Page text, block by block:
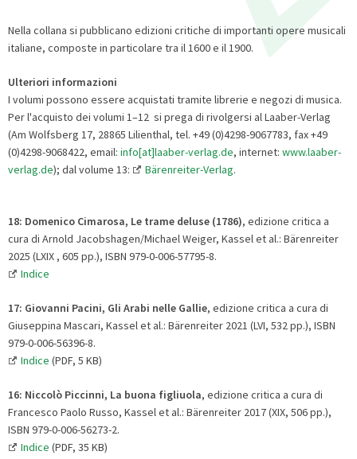
Nella collana si pubblicano edizioni critiche di importanti opere musicali
italiane, composte in particolare tra il 1600 e il 1900.
Ulteriori informazioni
I volumi possono essere acquistati tramite librerie e negozi di musica.
Per l'acquisto dei volumi 1–12 si prega di rivolgersi al Laaber-Verlag
(Am Wolfsberg 17, 28865 Lilienthal, tel. +49 (0)4298-9067783, fax +49
(0)4298-9068422, email: info[at]laaber-verlag.de, internet: www.laaber-
verlag.de); dal volume 13: Bärenreiter-Verlag.
18: Domenico Cimarosa, Le trame deluse (1786), edizione critica a
cura di Arnold Jacobshagen/Michael Weiger, Kassel et al.: Bärenreiter
2025 (LXIX , 605 pp.), ISBN 979-0-006-57795-8.
Indice
17: Giovanni Pacini, Gli Arabi nelle Gallie, edizione critica a cura di
Giuseppina Mascari, Kassel et al.: Bärenreiter 2021 (LVI, 532 pp.), ISBN
979-0-006-56396-8.
Indice (PDF, 5 KB)
16: Niccolò Piccinni, La buona figliuola, edizione critica a cura di
Francesco Paolo Russo, Kassel et al.: Bärenreiter 2017 (XIX, 506 pp.),
ISBN 979-0-006-56273-2.
Indice (PDF, 35 KB)